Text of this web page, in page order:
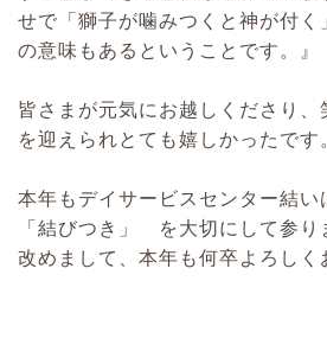
せで「獅子が噛みつくと神が付く
の意味もあるということです。』
皆さまが元気にお越しくださり
を迎えられとても嬉しかったです
本年もデイサービスセンター結
「結びつき」 を大切にして参り
改めまして、本年も何卒よろしく